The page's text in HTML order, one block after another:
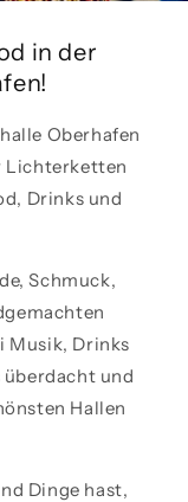
in der
Oberhafen
Lichterketten
Drinks und
Schmuck,
Musik, Drinks
und
Hallen
Dinge hast,